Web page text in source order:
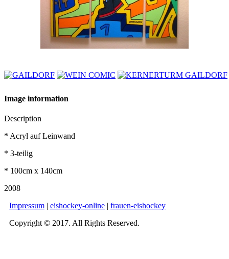
Image information
Description
* Acryl auf Leinwand
* 3-teilig
* 100cm x 140cm
2008
Impressum | eishockey-online | frauen-eishockey
Copyright © 2017. All Rights Reserved.